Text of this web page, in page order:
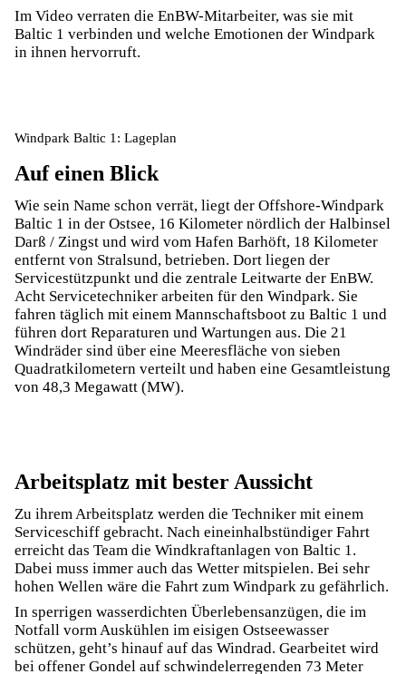
Im Video verraten die EnBW-Mitarbeiter, was sie mit
Baltic 1 verbinden und welche Emotionen der Windpark
in ihnen hervorruft.
Windpark Baltic 1: Lageplan
Auf einen Blick
Wie sein Name schon verrät, liegt der Offshore-Windpark
Baltic 1 in der Ostsee, 16 Kilometer nördlich der Halbinsel
Darß / Zingst und wird vom Hafen Barhöft, 18 Kilometer
entfernt von Stralsund, betrieben. Dort liegen der
Servicestützpunkt und die zentrale Leitwarte der EnBW.
Acht Servicetechniker arbeiten für den Windpark. Sie
fahren täglich mit einem Mannschafts­boot zu Baltic 1 und
führen dort Reparaturen und Wartungen aus. Die 21
Windräder sind über eine Meeresfläche von sieben
Quadrat­kilometern verteilt und haben eine Gesamtleistung
von 48,3 Megawatt (MW).
Arbeitsplatz mit bester Aussicht
Zu ihrem Arbeitsplatz werden die Techniker mit einem
Serviceschiff gebracht. Nach eineinhalb­stündiger Fahrt
erreicht das Team die Windkraft­anlagen von Baltic 1.
Dabei muss immer auch das Wetter mitspielen. Bei sehr
hohen Wellen wäre die Fahrt zum Windpark zu gefährlich.
In sperrigen wasserdichten Überlebensanzügen, die im
Notfall vorm Auskühlen im eisigen Ostseewasser
schützen, geht’s hinauf auf das Windrad. Gearbeitet wird
bei offener Gondel auf schwindelerregenden 73 Meter